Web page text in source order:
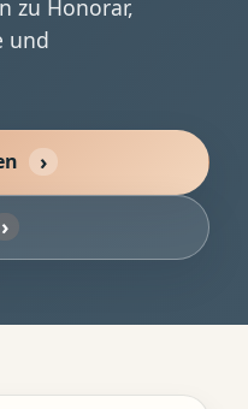
zu Honorar,
und